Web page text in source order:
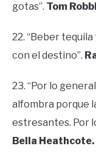
gotas”. Tom
22. “Beber
con el destino”.
23. “Por lo
alfombra porque
estresantes. Por
Bella Heathcote.